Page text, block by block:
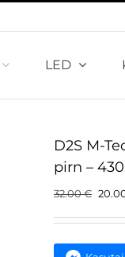
LED
D2S M-
pirn –
32.00€
was: